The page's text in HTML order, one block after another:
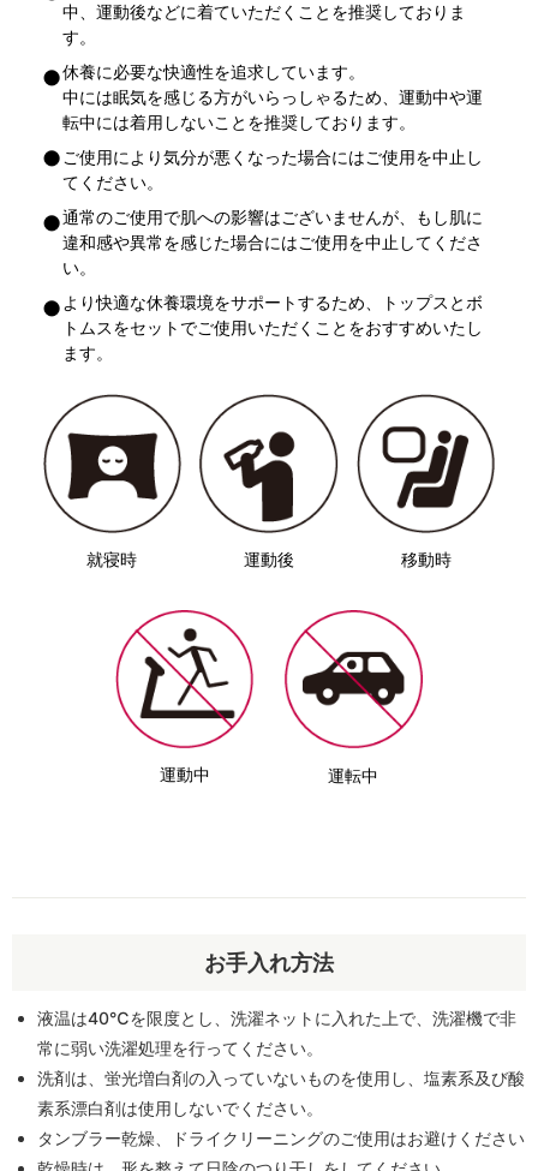
中、運動後などに着ていただくことを推奨しておりま
す。
休養に必要な快適性を追求しています。
中には眠気を感じる方がいらっしゃるため、運動中や運
転中には着用しないことを推奨しております。
ご使用により気分が悪くなった場合にはご使用を中止し
てください。
通常のご使用で肌への影響はございませんが、もし肌に
違和感や異常を感じた場合にはご使用を中止してくださ
い。
より快適な休養環境をサポートするため、トップスとボ
トムスをセットでご使用いただくことをおすすめいたし
ます。
就寝時 運動後 移動時
運動中 運転中
お手入れ方法
液温は40℃を限度とし、洗濯ネットに入れた上で、洗濯機で非
常に弱い洗濯処理を行ってください。
洗剤は、蛍光増白剤の入っていないものを使用し、塩素系及び酸
素系漂白剤は使用しないでください。
タンブラー乾燥、ドライクリーニングのご使用はお避けください